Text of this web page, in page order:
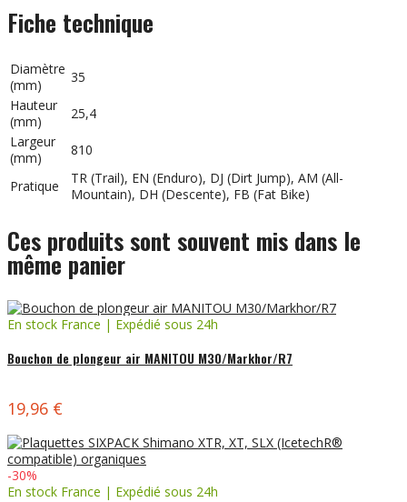
Fiche technique
Diamètre
(mm)
35
Hauteur
(mm)
25,4
Largeur
(mm)
810
Pratique
TR (Trail), EN (Enduro), DJ (Dirt Jump), AM (All-
Mountain), DH (Descente), FB (Fat Bike)
Ces produits sont souvent mis dans le
même panier
En stock France | Expédié sous 24h
Bouchon de plongeur air MANITOU M30/Markhor/R7
19,96 €
-30%
En stock France | Expédié sous 24h